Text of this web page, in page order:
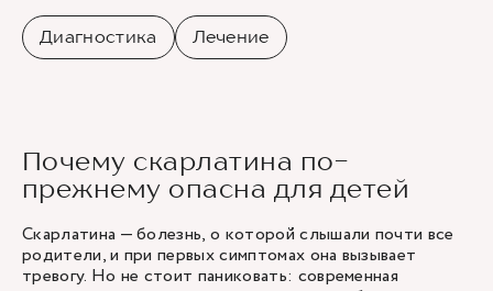
Диагностика Лечение
Почему скарлатина по-
прежнему опасна для детей
Скарлатина — болезнь, о которой слышали почти все
родители, и при первых симптомах она вызывает
тревогу. Но не стоит паниковать: современная